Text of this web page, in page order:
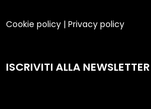
Cookie policy | Privacy policy
ISCRIVITI ALLA NEWSLETTER